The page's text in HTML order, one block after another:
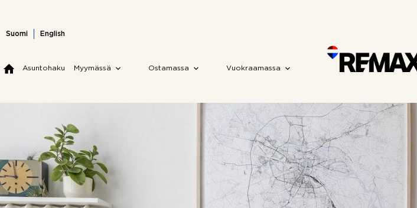
content
Suomi English
Asuntohaku Myymässä Ostamassa Vuokraamassa